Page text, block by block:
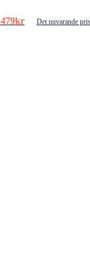
479kr
Det nuvarande